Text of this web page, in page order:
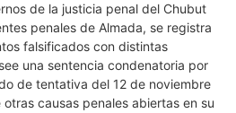
de la justicia penal del Chubut
penales de Almada, se registra
falsificados con distintas
una sentencia condenatoria por
de tentativa del 12 de noviembre
causas penales abiertas en su